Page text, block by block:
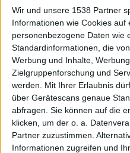
Wir und unsere 1538 Partner
Informationen wie Cookies
personenbezogene Daten wie
Standardinformationen, die
Werbung und Inhalte,
Zielgruppenforschung und
werden.
Mit Ihrer Erlaubnis
über Gerätescans genaue
abfragen. Sie können auf die
klicken, um der o. a.
Partner zuzustimmen.
Informationen zugreifen und
Left Hand
Newsletter abonnieren